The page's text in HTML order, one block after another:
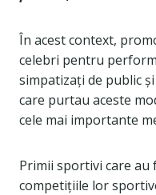
În acest context,
celebri pentru
simpatizați de public
care purtau aceste
cele mai importante
Primii sportivi care au
competițiile lor